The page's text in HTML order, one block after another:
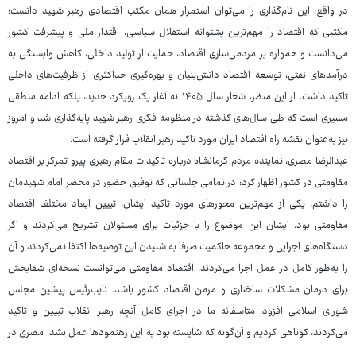
در واقع، این نام‌گذاری را می‌توان استمرار همان مکتب اقتصادی رهبر شهید دانست؛
مکتبی که اقتصاد را مهم‌ترین پشتوانه استقلال سیاسی، اقتدار ملی و پیشرفت کشور
می‌دانست و همواره بر مردمی‌سازی اقتصاد، حمایت از تولید داخلی، کاهش وابستگی به
درآمدهای نفتی، توسعه اقتصاد دانش‌بنیان و بهره‌گیری حداکثری از ظرفیت‌های داخلی
تاکید داشت. از این منظر، شعار سال ۱۴۰۵ نه آغاز یک رویکرد جدید، بلکه ادامه منطقی
مسیری است که طی سال‌های گذشته در منظومه فکری رهبر شهید پایه‌گذاری شد و امروز
نیز به‌عنوان نقشه راه اقتصاد ایران مورد تاکید رهبر انقلاب قرار گرفته است.
عبدالرضا مصری، نماینده مردم کرمانشاه درباره تاکیدات مقام رهبری پیرو تمرکز بر اقتصاد
مقاومتی در کشور اظهار کرد: در تمامی جلساتی که توفیق حضور در محضر امام شهیدمان
را داشتم، یکی از مهم‌ترین محورهای مورد تاکید ایشان، تبیین ابعاد مختلف اقتصاد
مقاومتی بود. ایشان این موضوع را با جزئیات برای مسئولان تشریح می‌کردند و اگر
دستگاه‌های اجرایی و مجموعه حاکمیت صرفا به شنیدن این توصیه‌ها اکتفا نمی‌کردند و آن
را به‌طور کامل در عمل اجرا می‌کردند. اقتصاد مقاومتی می‌توانست نسخه‌ای شفابخش
برای درمان مشکلات ساختاری و مزمن اقتصاد کشور باشد. نایب‌رئیس پیشین مجلس
شورای اسلامی افزود: متاسفانه ما در اجرای کامل آنچه رهبر انقلاب تبیین و تاکید
می‌کردند، کوتاهی کردیم و آن‌گونه که شایسته بود به این رهنمودها عمل نشد. مصری در